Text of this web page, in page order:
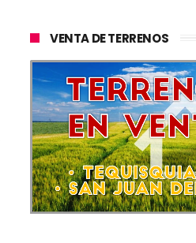
VENTA DE TERRENOS